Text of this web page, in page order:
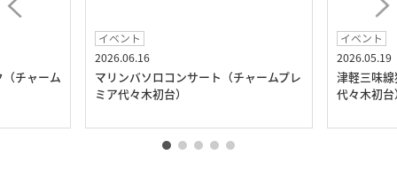
チャーム
イベント
2026.06.16
マリンバソロコンサート（チャームプレ
ミア代々木初台）
イベント
2026.05.19
津軽三味
代々木初台